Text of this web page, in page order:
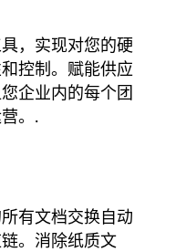
，实现对您的硬
控制。赋能供应
企业内的每个团
。.
有文档交换自动
。消除纸质文